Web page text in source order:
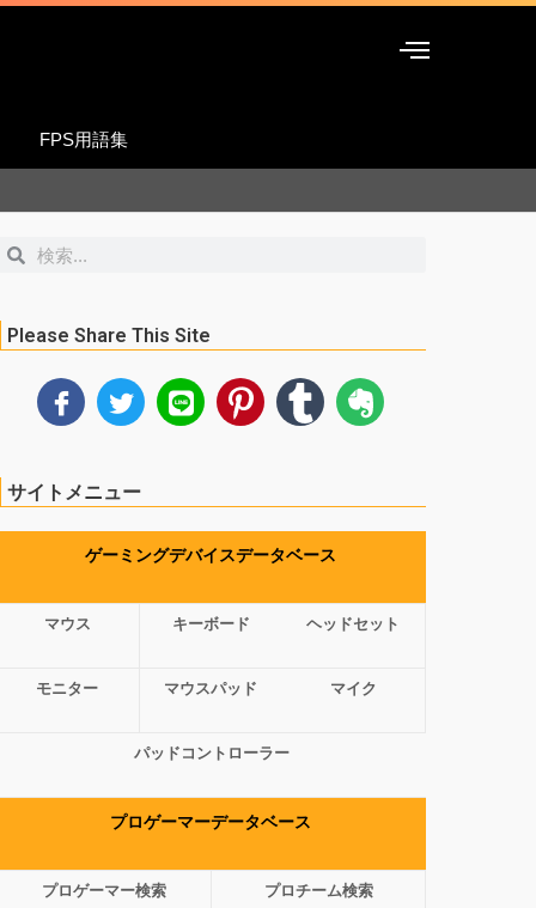
FPS用語集
検
Please Share This Site
サイトメニュー
ゲーミングデバイスデータベース
マウス キーボード ヘッドセット
モニター マウスパッド マイク
パッドコントローラー
プロゲーマーデータベース
プロゲーマー検索 プロチーム検索